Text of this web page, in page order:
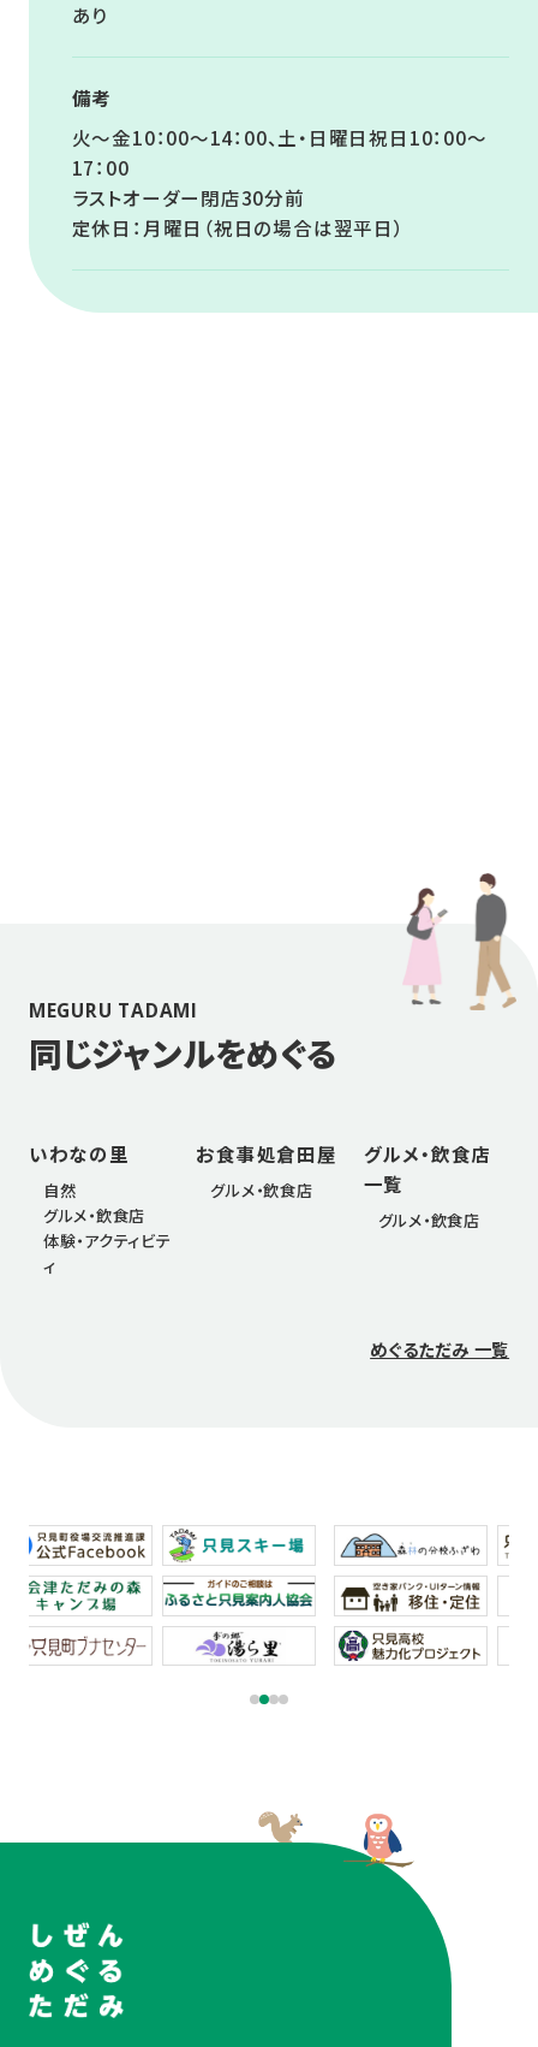
あり
備考
火～金10：00～14：00、土・日曜日祝日10：00～
17：00
ラストオーダー閉店30分前
定休日：月曜日（祝日の場合は翌平日）
MEGURU TADAMI
同じジャンルをめぐる
いわなの里
自然
グルメ・飲食店
体験・アクティビテ
ィ
お食事処倉田屋
グルメ・飲食店
グルメ・飲食店
一覧
グルメ・飲食店
めぐるただみ 一覧